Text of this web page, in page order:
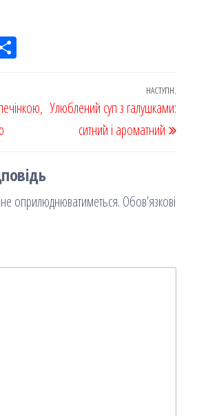
ис
НАСТУПН.
Улюблений суп з галушками:
ситний і ароматний
оприлюднюватиметься. Обов’язкові